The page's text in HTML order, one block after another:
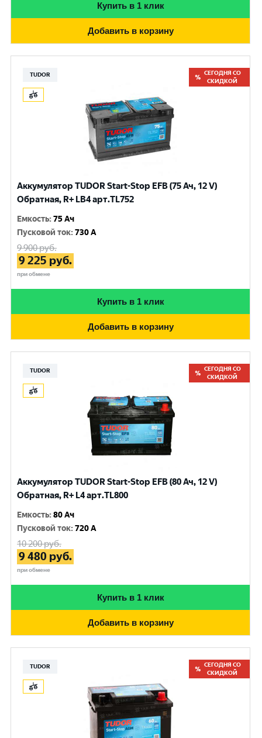
Купить в 1 клик
Добавить в корзину
TUDOR
СЕГОДНЯ СО
СКИДКОЙ
Аккумулятор TUDOR Start-Stop EFB (75 Ач, 12 V)
Обратная, R+ LB4 арт.TL752
Емкость:75 Ач
Пусковой ток:730 A
9 900руб.
9 225 руб.
при обмене
Купить в 1 клик
Добавить в корзину
TUDOR
СЕГОДНЯ СО
СКИДКОЙ
Аккумулятор TUDOR Start-Stop EFB (80 Ач, 12 V)
Обратная, R+ L4 арт.TL800
Емкость:80 Ач
Пусковой ток:720 A
10 200руб.
9 480 руб.
при обмене
Купить в 1 клик
Добавить в корзину
TUDOR
СЕГОДНЯ СО
СКИДКОЙ